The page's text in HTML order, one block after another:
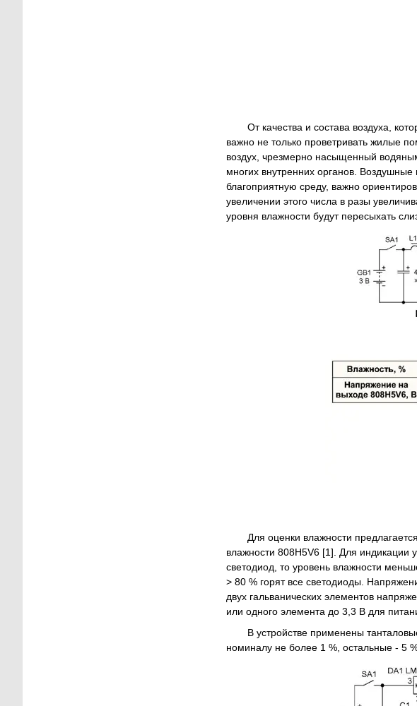
От качества и состава воздуха,
важно не только проветривать жилые
воздух, чрезмерно насыщенный
многих внутренних органов.
благоприятную среду, важно
увеличении этого числа в разы
уровня влажности будут пересыхать
Для оценки влажности
влажности 808H5V6 [1]. Для индикации
светодиод, то уровень влажности
> 80 % горят все светодиоды.
двух гальванических элементов
или одного элемента до 3,3 В для
В устройстве применены
номиналу не более 1 %, остальные - 5